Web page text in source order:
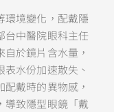
環境變化，配戴隱
台中醫院眼科主任
於鏡片含水量，
水份加速散失、
戴時的異物感，
導致隱型眼鏡「戴